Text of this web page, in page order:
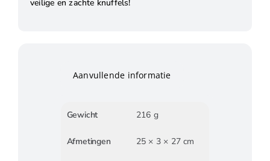
veilige en zachte knuffels!
Aanvullende informatie
Gewicht 216 g
Afmetingen 25 × 3 × 27 cm